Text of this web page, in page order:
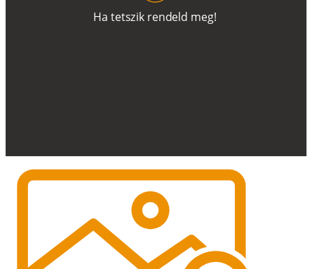
Ha tetszik rendeld meg!